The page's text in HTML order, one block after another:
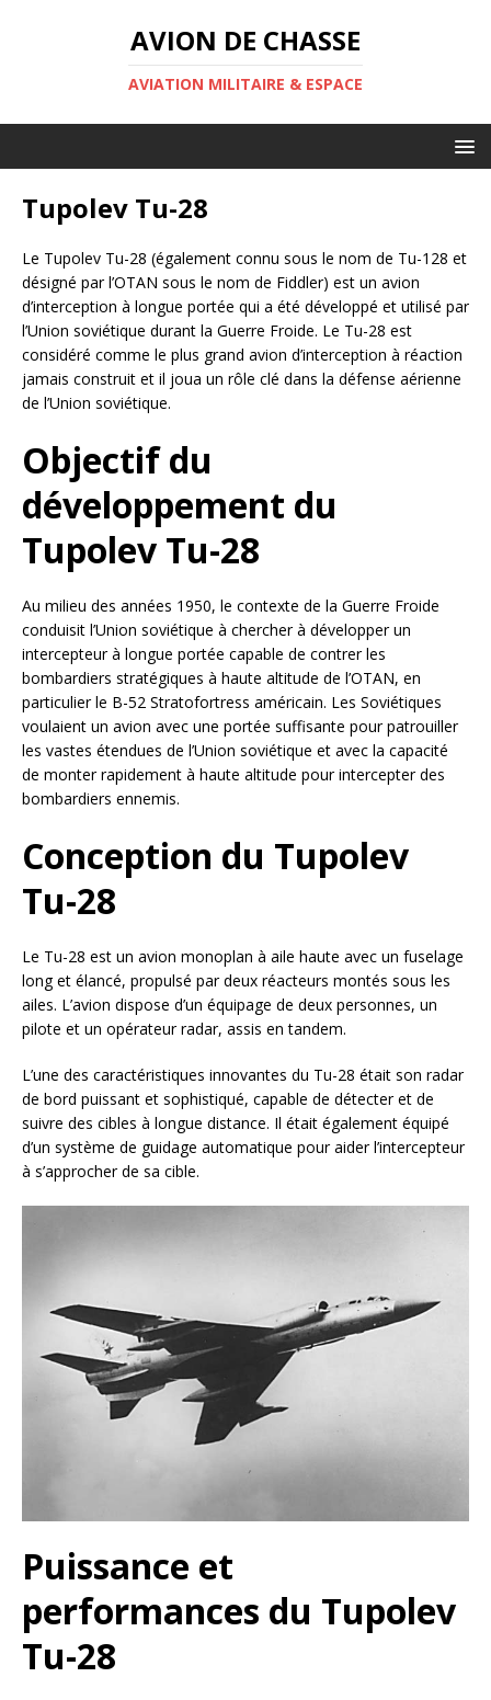
AVION DE CHASSE
AVIATION MILITAIRE & ESPACE
Tupolev Tu-28
Le Tupolev Tu-28 (également connu sous le nom de Tu-128 et
désigné par l’OTAN sous le nom de Fiddler) est un avion
d’interception à longue portée qui a été développé et utilisé par
l’Union soviétique durant la Guerre Froide. Le Tu-28 est
considéré comme le plus grand avion d’interception à réaction
jamais construit et il joua un rôle clé dans la défense aérienne
de l’Union soviétique.
Objectif du
développement du
Tupolev Tu-28
Au milieu des années 1950, le contexte de la Guerre Froide
conduisit l’Union soviétique à chercher à développer un
intercepteur à longue portée capable de contrer les
bombardiers stratégiques à haute altitude de l’OTAN, en
particulier le B-52 Stratofortress américain. Les Soviétiques
voulaient un avion avec une portée suffisante pour patrouiller
les vastes étendues de l’Union soviétique et avec la capacité
de monter rapidement à haute altitude pour intercepter des
bombardiers ennemis.
Conception du Tupolev
Tu-28
Le Tu-28 est un avion monoplan à aile haute avec un fuselage
long et élancé, propulsé par deux réacteurs montés sous les
ailes. L’avion dispose d’un équipage de deux personnes, un
pilote et un opérateur radar, assis en tandem.
L’une des caractéristiques innovantes du Tu-28 était son radar
de bord puissant et sophistiqué, capable de détecter et de
suivre des cibles à longue distance. Il était également équipé
d’un système de guidage automatique pour aider l’intercepteur
à s’approcher de sa cible.
Puissance et
performances du Tupolev
Tu-28